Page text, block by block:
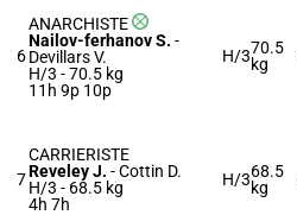
6
ANARCHISTE
Nailov-ferhanov S. -
Devillars V.
H/3 -70.5 kg
11h 9p 10p
H/370.5
kg
7
CARRIERISTE
Reveley J. -Cottin D.
H/3 - 68.5 kg
4h 7h
H/368.5
kg